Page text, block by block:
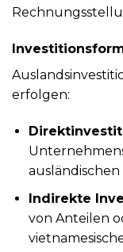
erfolgen:
Indirekte
von Anteilen